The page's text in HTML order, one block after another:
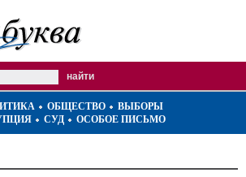
ОБЩЕСТВО
ВЫБОРЫ
СУД ОСОБОЕ ПИСЬМО